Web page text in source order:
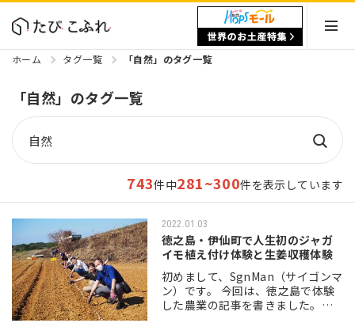
ホーム タグ一覧 「自然」のタグ一覧
「自然」のタグ一覧
743件中281~300件を表示しています
2022.01.03
徳之島・伊仙町で人生初のジャガ
イモ植え付け体験と生姜収穫体験
初めまして、SgnMan（サイゴンマ
ン）です。 今回は、徳之島で体験
した農業の記事を書きました。ぜ